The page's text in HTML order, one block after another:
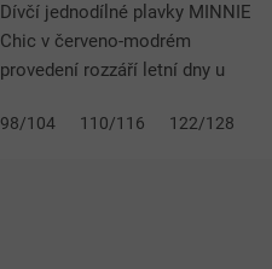
Dívčí jednodílné plavky MINNIE
Chic v červeno-modrém
provedení rozzáří letní dny u
výrazná Minnie a roztomilé
98/104 110/116 122/128